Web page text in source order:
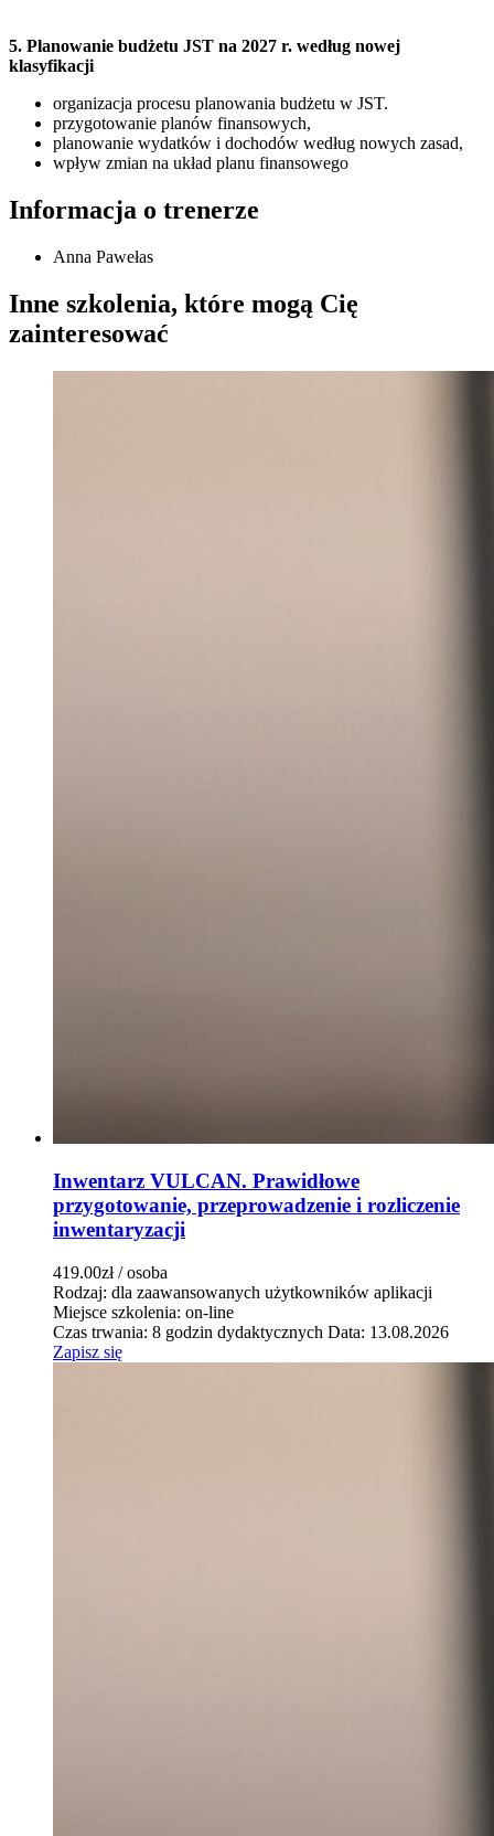
5. Planowanie budżetu JST na 2027 r. według nowej
klasyfikacji
organizacja procesu planowania budżetu w JST.
przygotowanie planów finansowych,
planowanie wydatków i dochodów według nowych zasad,
wpływ zmian na układ planu finansowego
Informacja o trenerze
Anna Pawełas
Inne szkolenia, które mogą Cię
zainteresować
Inwentarz VULCAN. Prawidłowe
przygotowanie, przeprowadzenie i rozliczenie
inwentaryzacji
419.00zł / osoba
Rodzaj: dla zaawansowanych użytkowników aplikacji
Miejsce szkolenia: on-line
Czas trwania: 8 godzin dydaktycznych Data: 13.08.2026
Zapisz się